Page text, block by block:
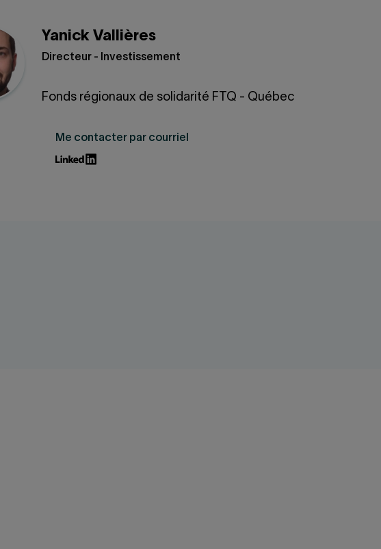
Yanick Vallières
Directeur - Investissement
Fonds régionaux de solidarité FTQ - Québec
Me contacter par courriel